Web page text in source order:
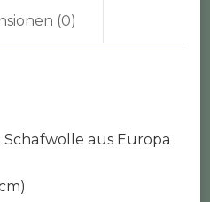
(0)
aus Europa